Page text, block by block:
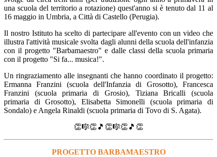
una scuola del territorio a rotazione) quest'anno si è tenuto dal 11 al
16 maggio in Umbria, a Città di Castello (Perugia).
Il nostro Istituto ha scelto di partecipare all'evento con un video che
illustra l'attività musicale svolta dagli alunni della scuola dell'infanzia
con il progetto "Barbamaestro" e dalle classi della scuola primaria
con il progetto "Si fa... musica!".
Un ringraziamento alle insegnanti che hanno coordinato il progetto:
Ermanna Franzini (scuola dell'Infanzia di Grosotto), Francesca
Franzini (scuola primaria di Grosio), Tiziana Bricalli (scuola
primaria di Grosotto), Elisabetta Simonelli (scuola primaria di
Sondalo) e Angela Rinaldi (scuola primaria di Tovo di S. Agata).
👏🎼👏 🎵 👏🎼👏🎵👏
PROGETTO BARBAMAESTRO